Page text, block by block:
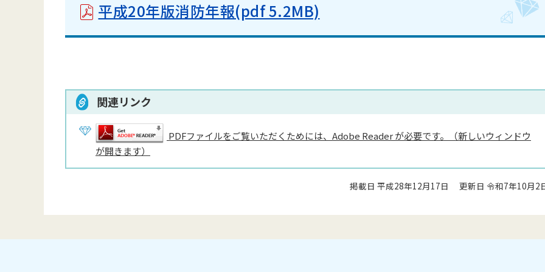
平成20年版消防年報(pdf 5.2MB)
関連リンク
PDFファイルをご覧いただくためには、Adobe Reader が必要です。（新しいウィンドウ
が開きます）
掲載日 平成28年12月17日 更新日 令和7年10月2